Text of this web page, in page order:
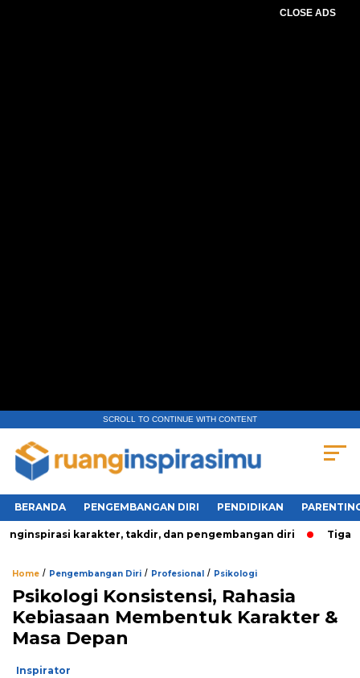
CLOSE ADS
SCROLL TO CONTINUE WITH CONTENT
BERANDA PENGEMBANGAN DIRI PENDIDIKAN
karakter, takdir, dan pengembangan diri Tiga
Home / Pengembangan Diri / Profesional / Psikologi
Psikologi Konsistensi, Rahasia
Kebiasaan Membentuk Karakter &
Masa Depan
Inspirator